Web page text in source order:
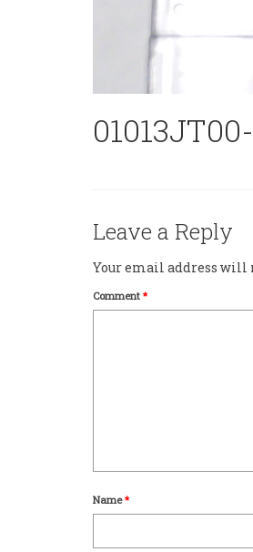
Leave a Reply
Your email address will
Comment *
Name*